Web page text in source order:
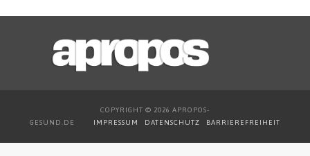
COPYRIGHT © 2026 APROPOS-
GESUND.DE IMPRESSUM DATENSCHUTZ BARRIEREFREIHEIT